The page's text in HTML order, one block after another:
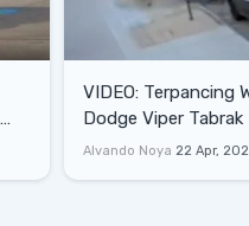
VIDEO: Terpancing
Dodge Viper Tabrak
Saat Burnout
Alvando Noya 22 Apr,